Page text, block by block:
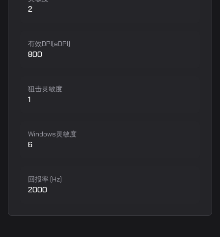
2
有效DPI(eDPI)
800
狙击灵敏度
1
Windows灵敏度
6
回报率 (Hz)
2000